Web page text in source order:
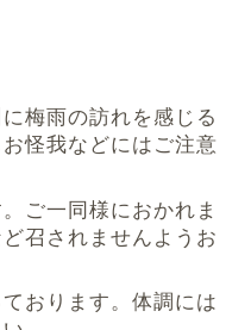
梅雨の訪れを感じる
怪我などにはご注意
ご一同様におかれま
召されませんようお
おります。体調には